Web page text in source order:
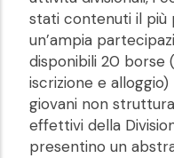
stati contenuti il più
un’ampia
disponibili 20 borse
iscrizione e
giovani non
effettivi della
presentino un